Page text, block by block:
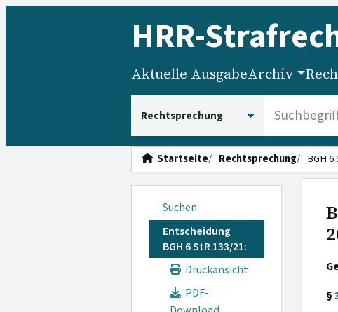
HRR-
Aktuelle AusgabeArchiv
Startseite Rechtsprechung BGH 6
Suchen
Entscheidung
BGH 6 StR 133/21:
Druckansicht
PDF-
§